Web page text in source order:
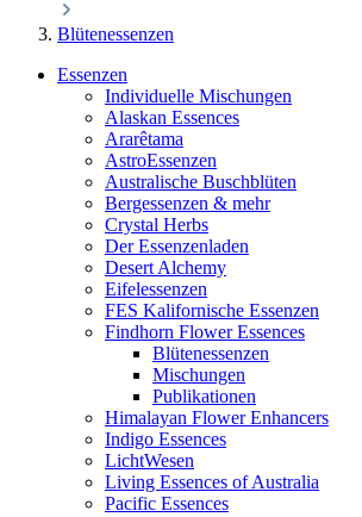
Blütenessenzen
Essenzen
Individuelle Mischungen
Alaskan Essences
Ararêtama
AstroEssenzen
Australische Buschblüten
Bergessenzen & mehr
Crystal Herbs
Der Essenzenladen
Desert Alchemy
Eifelessenzen
FES Kalifornische Essenzen
Findhorn Flower Essences
Blütenessenzen
Mischungen
Publikationen
Himalayan Flower Enhancers
Indigo Essences
LichtWesen
Living Essences of Australia
Pacific Essences